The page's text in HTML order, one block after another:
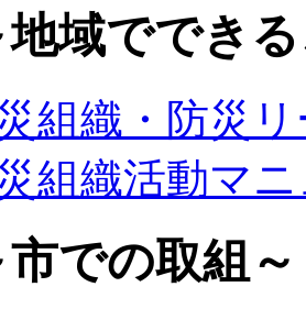
域でできる
組織・防災
組織活動マ
での取組～